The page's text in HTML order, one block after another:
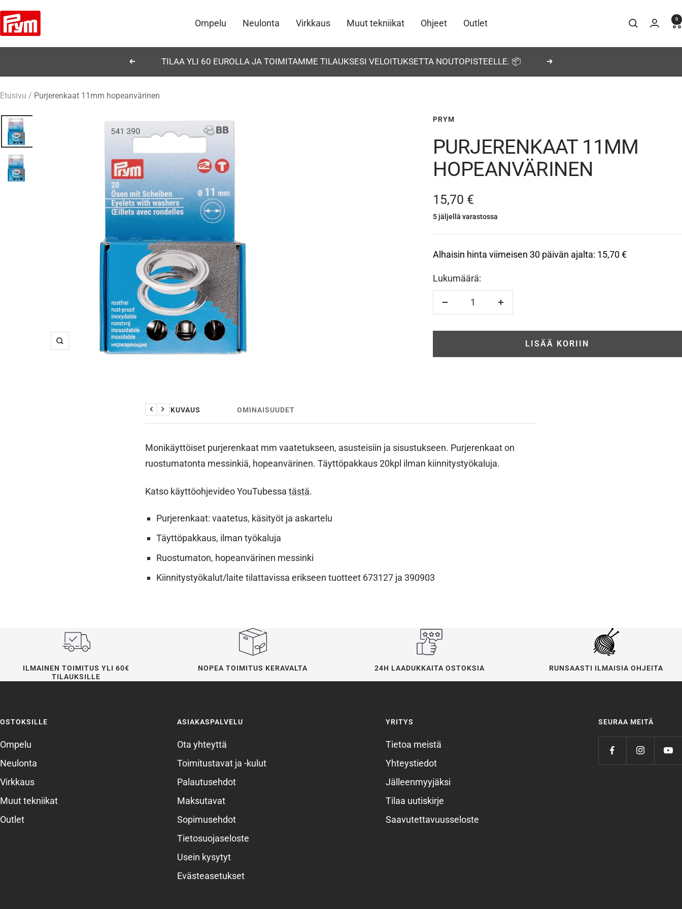
sisältöön
Ompelu Neulonta Virkkaus Muut tekniikat Ohjeet Outlet
Prym 0
EdellinenTILAA YLI 60 EUROLLA JA TOIMITAMME TILAUKSESI VELOITUKSETTA NOUTOPISTEELLE. 📦 Seuraava
Etusivu Purjerenkaat 11mm hopeanvärinen
Suurenna
PRYM
PURJERENKAAT 11MM
HOPEANVÄRINEN
Alennushinta
15,70 €
5 jäljellä varastossa
Alhaisin hinta viimeisen 30 päivän ajalta: 15,70 €
Lukumäärä:
LISÄÄ KORIIN
TUOTEKUVAUS OMINAISUUDET
Edellinen
Seuraava
Monikäyttöiset purjerenkaat mm vaatetukseen, asusteisiin ja sisustukseen. Purjerenkaat on
ruostumatonta messinkiä, hopeanvärinen. Täyttöpakkaus 20kpl ilman kiinnitystyökaluja.
Katso käyttöohjevideo YouTubessa tästä.
Purjerenkaat: vaatetus, käsityöt ja askartelu
Täyttöpakkaus, ilman työkaluja
Ruostumaton, hopeanvärinen messinki
Kiinnitystyökalut/laite tilattavissa erikseen tuotteet 673127 ja 390903
ILMAINEN TOIMITUS YLI 60€
TILAUKSILLE
NOPEA TOIMITUS KERAVALTA 24H LAADUKKAITA OSTOKSIA RUNSAASTI ILMAISIA OHJEITA
OSTOKSILLE
Ompelu
Neulonta
Virkkaus
Muut tekniikat
Outlet
ASIAKASPALVELU
Ota yhteyttä
Toimitustavat ja -kulut
Palautusehdot
Maksutavat
Sopimusehdot
Tietosuojaseloste
Usein kysytyt
Evästeasetukset
YRITYS
Tietoa meistä
Yhteystiedot
Jälleenmyyjäksi
Tilaa uutiskirje
Saavutettavuusseloste
SEURAA MEITÄ